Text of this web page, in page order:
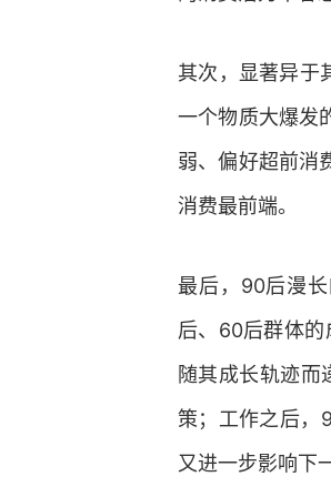
其次，显著异于
一个物质大爆发
弱、偏好超前消
消费最前端。
最后，90后漫
后、60后群体
随其成长轨迹
策；工作之后，
又进一步影响下